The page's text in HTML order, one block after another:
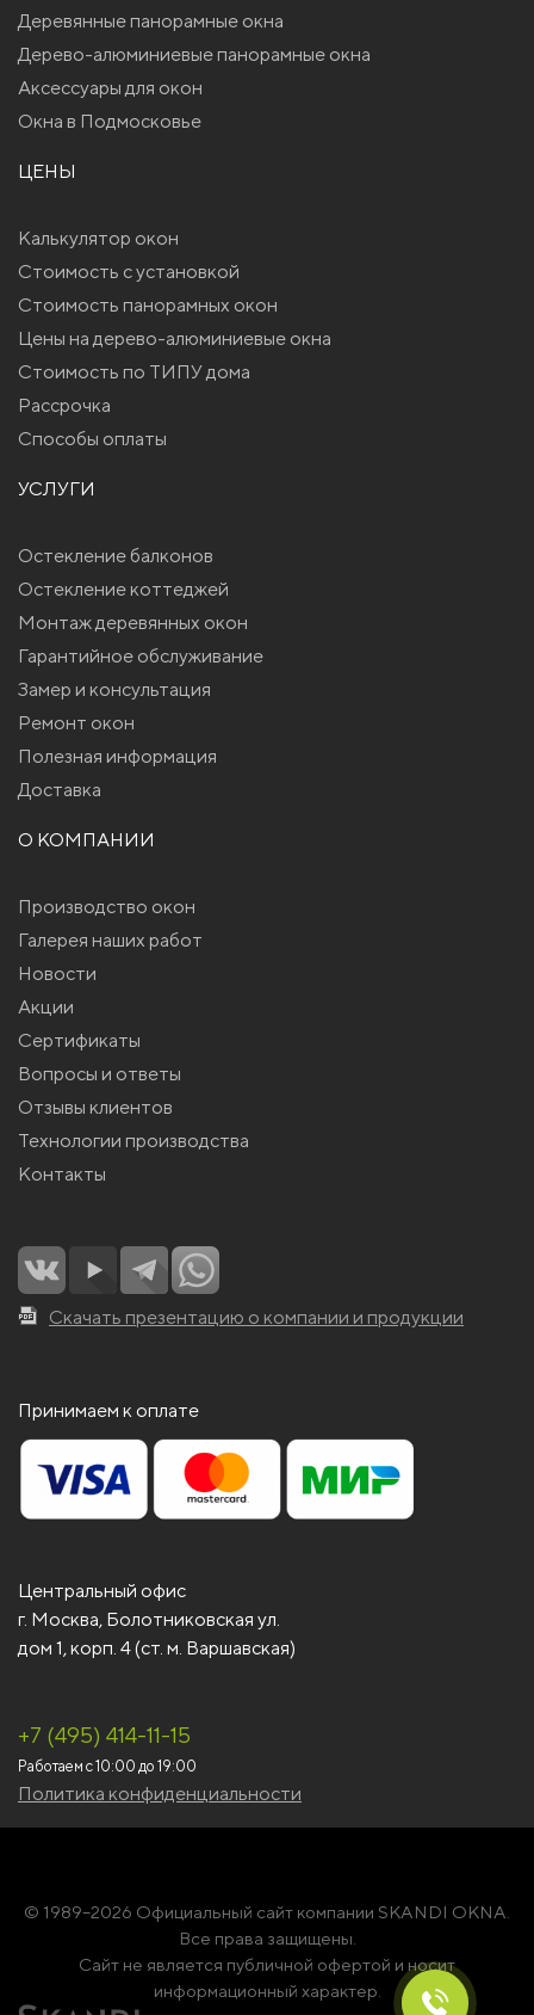
Деревянные панорамные окна
Дерево-алюминиевые панорамные окна
Аксессуары для окон
Окна в Подмосковье
ЦЕНЫ
Калькулятор окон
Стоимость с установкой
Стоимость панорамных окон
Цены на дерево-алюминиевые окна
Стоимость по ТИПУ дома
Рассрочка
Способы оплаты
УСЛУГИ
Остекление балконов
Остекление коттеджей
Монтаж деревянных окон
Гарантийное обслуживание
Замер и консультация
Ремонт окон
Полезная информация
Доставка
О КОМПАНИИ
Производство окон
Галерея наших работ
Новости
Акции
Сертификаты
Вопросы и ответы
Отзывы клиентов
Технологии производства
Контакты
Скачать презентацию о компании и продукции
Принимаем к оплате
Центральный офис
г. Москва, Болотниковская ул.
дом 1, корп. 4 (ст. м. Варшавская)
+7 (495) 414-11-15
Работаем с 10:00 до 19:00
Политика конфиденциальности
© 1989–2026 Официальный сайт компании SKANDI OKNA.
Все права защищены.
Сайт не является публичной офертой и носит
информационный характер.